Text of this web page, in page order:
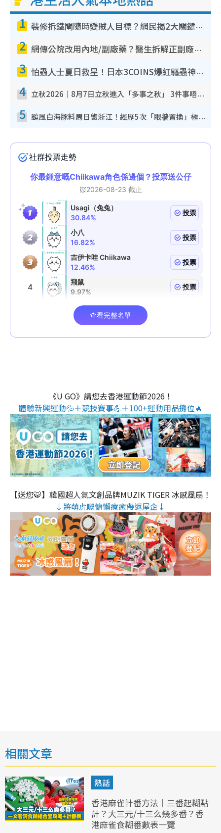
1 裝修拆鐵閘隨時變賊人目標？網民揭2大關鍵用途：裝新式等於白裝？附新舊鐵閘分別
2 網傳公院改用內地/副廠藥？醫生拆解正副廠分別 揭4類人換藥隨時出事
3 怕蟲人士夏日救星！日本3COINS爆紅驅蟲神器$45起 1招「全程免觸碰」輕鬆搞定小強
4 立秋2026｜8月7日立秋進入「多事之秋」 3件事唔做得！專家教6招開運 清枱頭／銀包納氣接好運
5 颱風白海豚料周日襲浙江！經歷5次「眼牆置換」極罕見 成登陸內地最長途颱風
《U GO》請您去香港運動節2026！
體驗新興運動💦＋競技賽事💪＋100+運動用品攤位🔥
【送您🐯】韓國超人氣文創品牌MUZIK TIGER 冰感風扇！
↓將萌虎嘅慵懶療癒帶返屋企↓
相關文章
熱話
香港麻雀計番方法｜三番起糊點
計？大三元/十三么幾多番？香
港麻雀食糊番數表一覽